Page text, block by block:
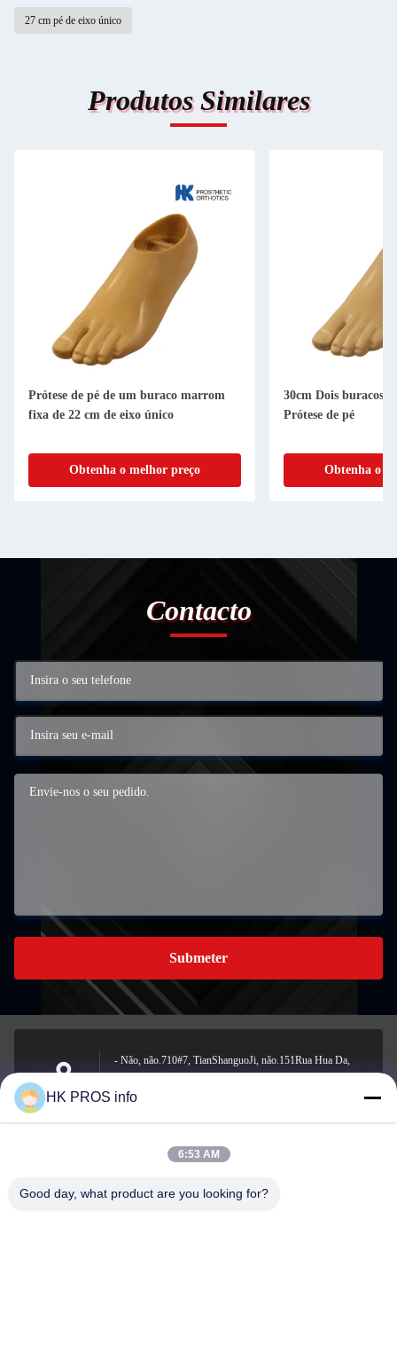
27 cm pé de eixo único
Produtos Similares
Prótese de pé de um buraco marrom
fixa de 22 cm de eixo único
Obtenha o melhor preço
30cm Dois buracos
Prótese de pé
Obtenha o
Contacto
Submeter
Endereço
- Não, não.710#7, TianShanguoJi, não.151Rua Hua Da,
de Sanhe
E-mail
info@chppros.com
HK PROS info
6:53 AM
Good day, what product are you looking for?